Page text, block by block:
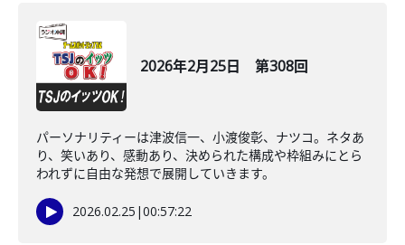
2026年2月25日 第308回
パーソナリティーは津波信一、小渡俊彰、ナツコ。ネタあ
り、笑いあり、感動あり、決められた構成や枠組みにとら
われずに自由な発想で展開していきます。
2026.02.25 |00:57:22